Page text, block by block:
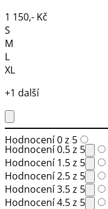
1 150,- Kč
S
M
L
XL
+1 další
Hodnocení 0 z 5
Hodnocení 0.5 z 5
Hodnocení 1.5 z 5
Hodnocení 2.5 z 5
Hodnocení 3.5 z 5
Hodnocení 4.5 z 5